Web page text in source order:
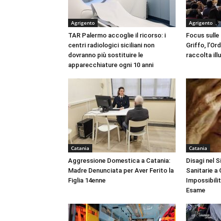
Agrigento
TAR Palermo accoglie il ricorso: i
centri radiologici siciliani non
dovranno più sostituire le
apparecchiature ogni 10 anni
Agrigento
Focus
Griffo,
raccolta
Catania
Aggressione Domestica a Catania:
Madre Denunciata per Aver Ferito la
Figlia 14enne
Catania
Disagi nel
Sanitarie a
Esame